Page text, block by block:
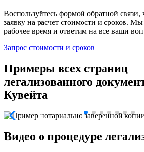
Воспользуйтесь формой обратной связи,
заявку на расчет стоимости и сроков.
рабочее время и ответим на все ваши
Запрос стоимости и сроков
Примеры всех страниц
легализованного
Кувейта
Видео о процедуре